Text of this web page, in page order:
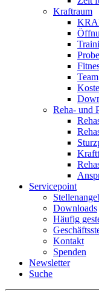
Kraftraum
Team
Reha- und
Servicepoint
Downloads
Häufig
Kontakt
Spenden
Newsletter
Suche